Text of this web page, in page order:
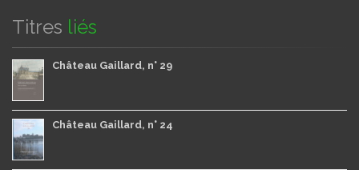
Titres liés
Château Gaillard, n° 29
Château Gaillard, n° 24